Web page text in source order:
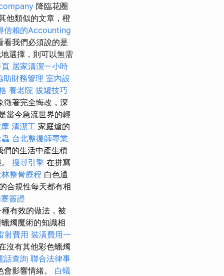
降臨花圈
他類似的文章，橙
信賴的Accounting
看我們必須說的是
選擇，則可以無需
居家清潔一小時
助財務管理 室內設
養老院 拔罐技巧
徵著完全悔改，深
當今急流世界的輕
清潔工 家庭爐的
台北整復師專業
們的生活中產生積
搜尋引擎 在拼寫
整骨療程 白色通
合規性每天都有相
簽證
有效的做法，被
燭魔術的知識相
射費用 裝潢費用一
沒有其他彩色蠟燭
話查詢 聯合法律事
影響情緒。 白蟻